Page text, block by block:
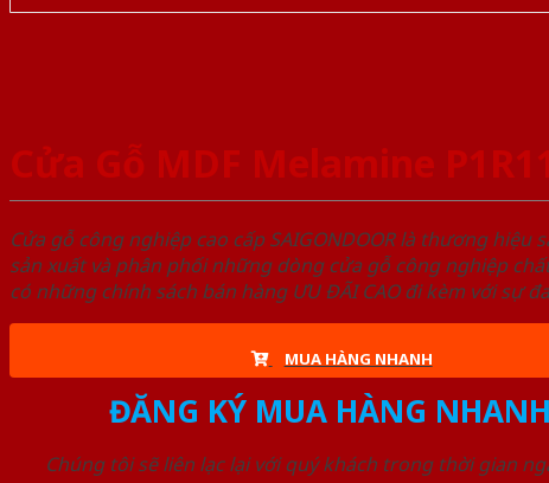
Cửa Gỗ MDF Melamine
Cửa gỗ công nghiệp cao cấp SAIGONDOOR là thương
sản xuất và phân phối những dòng cửa gỗ công nghiệp
có những chính sách bán hàng ƯU ĐÃI CAO đi kèm với sự
MUA HÀNG NHANH
ĐĂNG KÝ MUA HÀNG NHANH
Chúng tôi sẽ liên lạc lại với quý khách trong thời gian